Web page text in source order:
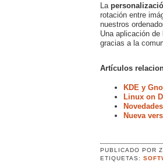
La
rotación entre
nuestros
Una aplicación de
gracias a la
Artículos
KDE y
Linux on
Nueva
PUBLICADO POR
ETIQUETAS: